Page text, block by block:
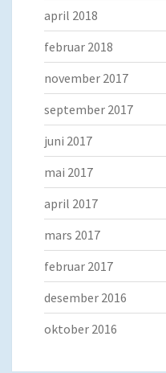
april 2018
februar 2018
november 2017
september 2017
juni 2017
mai 2017
april 2017
mars 2017
februar 2017
desember 2016
oktober 2016